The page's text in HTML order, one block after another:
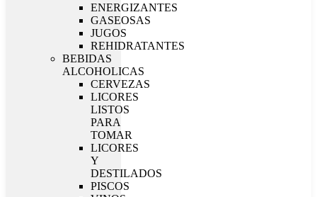
ENERGIZANTES
GASEOSAS
JUGOS
REHIDRATANTES
BEBIDAS
ALCOHOLICAS
CERVEZAS
LICORES
LISTOS
PARA
TOMAR
LICORES
Y
DESTILADOS
PISCOS